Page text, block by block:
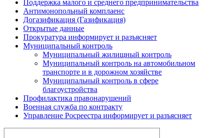
Поддержка малого и среднего предпринимательства
Антимонопольный комплаенс
Догазификация (Газификация)
Открытые данные
Прокуратура информирует и разъясняет
Муниципальный контроль
Муниципальный жилищный контроль
Муниципальный контроль на автомобильном
транспорте и в дорожном хозяйстве
Муниципальный контроль в сфере
благоустройства
Профилактика правонарушений
Военная служба по контракту
Управление Росреестра информирует и разъясняет